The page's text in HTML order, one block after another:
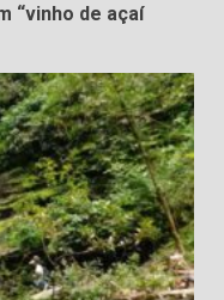
“vinho de açaí